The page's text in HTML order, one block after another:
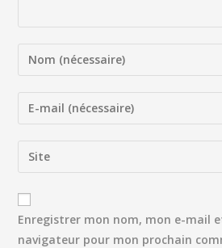
Enregistrer mon nom, mon e-mail
navigateur pour mon prochain